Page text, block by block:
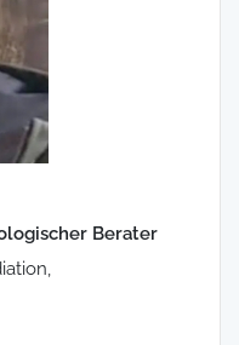
Berater